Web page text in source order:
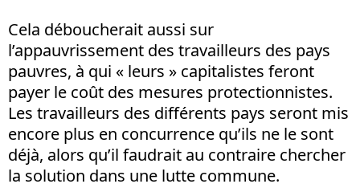
Cela déboucherait aussi sur
l’appauvrissement des travailleurs des pays
pauvres, à qui « leurs » capitalistes feront
payer le coût des mesures protectionnistes.
Les travailleurs des différents pays seront mis
encore plus en concurrence qu’ils ne le sont
déjà, alors qu’il faudrait au contraire chercher
la solution dans une lutte commune.